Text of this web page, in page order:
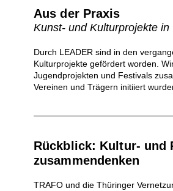
Aus der Praxis
Kunst- und Kulturprojekte in
Durch LEADER sind in den
Kulturprojekte gefördert worden.
Jugendprojekten und Festivals
Vereinen und Trägern initiiert
Rückblick: Kultur- und
zusammendenken
TRAFO und die Thüringer